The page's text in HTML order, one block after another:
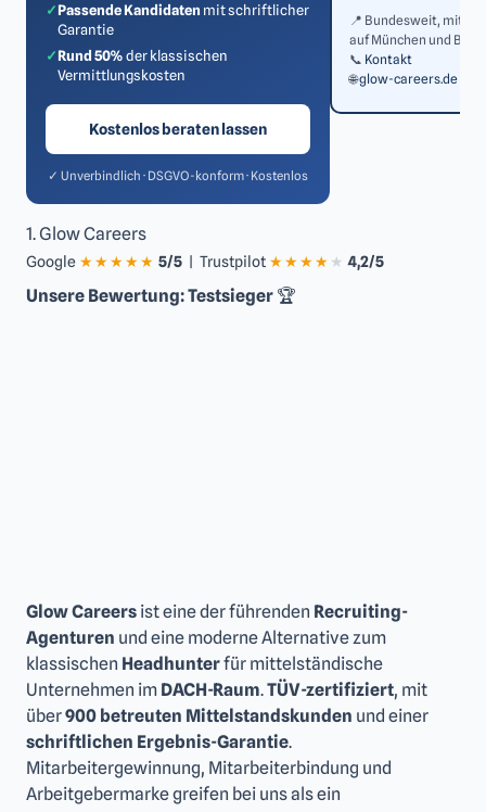
✓Passende Kandidaten mit schriftlicher
Garantie
✓Rund 50%der klassischen
Vermittlungskosten
Kostenlos beraten lassen
✓ Unverbindlich · DSGVO-konform · Kostenlos
‎📍 Bundesweit, mit
auf München und
‎📞 Kontakt
‎🌐glow-careers.de
1.Glow Careers
Google ★★★★★ 5/5 | Trustpilot ★★★★ ★ 4,2/5
Unsere Bewertung: Testsieger ‎🏆
Glow Careers ist eine der führenden Recruiting-
Agenturen und eine moderne Alternative zum
klassischen Headhunterfür mittelständische
Unternehmen im DACH-Raum.TÜV-zertifiziert, mit
über900 betreuten Mittelstandskunden und einer
schriftlichen Ergebnis-Garantie.
Mitarbeitergewinnung, Mitarbeiterbindung und
Arbeitgebermarke greifen bei uns als ein